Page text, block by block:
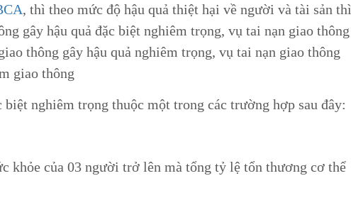
, thì theo mức độ hậu quả thiệt hại về người và tài sản thì
gây hậu quả đặc biệt nghiêm trọng, vụ tai nạn giao thông
thông gây hậu quả nghiêm trọng, vụ tai nạn giao thông
giao thông
nghiêm trọng thuộc một trong các trường hợp sau đây:
khỏe của 03 người trở lên mà tổng tỷ lệ tổn thương cơ thể